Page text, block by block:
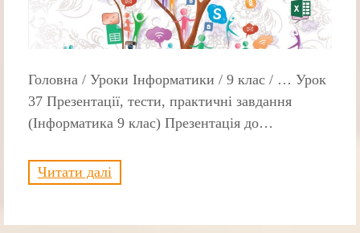
Головна / Уроки Інформатики / 9 клас / … Урок
37 Презентації, тести, практичні завдання
(Інформатика 9 клас) Презентація до…
Читати далі